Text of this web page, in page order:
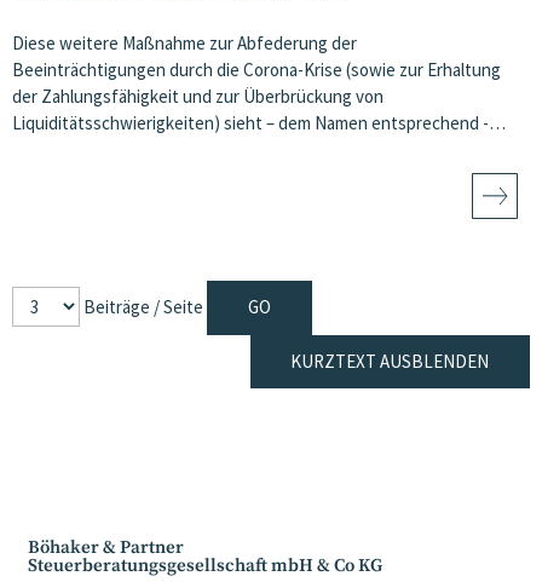
Diese weitere Maßnahme zur Abfederung der
Beeinträchtigungen durch die Corona-Krise (sowie zur Erhaltung
der Zahlungsfähigkeit und zur Überbrückung von
Liquiditätsschwierigkeiten) sieht – dem Namen entsprechend -…
Beiträge / Seite
KURZTEXT AUSBLENDEN
Böhaker & Partner
Steuerberatungsgesellschaft mbH & Co KG